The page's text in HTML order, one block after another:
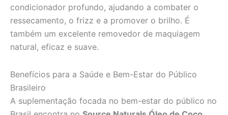
condicionador profundo, ajudando a combater o
ressecamento, o frizz e a promover o brilho. É
também um excelente removedor de maquiagem
natural, eficaz e suave.
Benefícios para a Saúde e Bem-Estar do Público
Brasileiro
A suplementação focada no bem-estar do público no